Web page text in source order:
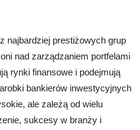
najbardziej prestiżowych grup
nad zarządzaniem portfelami
rynki finansowe i podejmują
bankierów inwestycyjnych
ale zależą od wielu
sukcesy w branży i